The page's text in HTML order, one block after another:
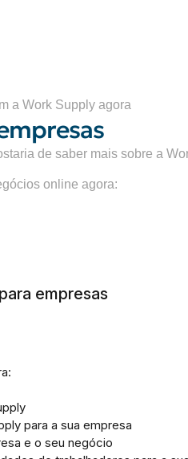
a Work Supply agora
de saber mais sobre a
online agora: